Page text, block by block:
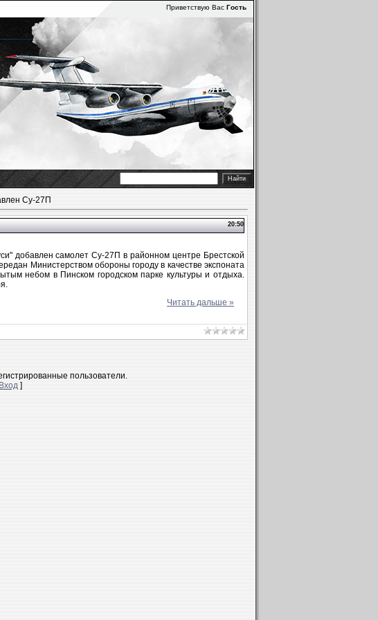
Приветствую Вас Гость
Су-27П
20:50
добавлен самолет Су-27П в районном центре Брестской
Министерством обороны городу в качестве экспоната
небом в Пинском городском парке культуры и отдыха.
Читать дальше »
пользователи.
]